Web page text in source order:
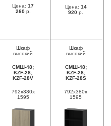
Цена: 17
260р.
Цена: 14
920 р.
Шкаф
высокий
СМШ-48;
KZF-28;
KZF-28V
792х380х
1595
Шкаф
высокий
СМШ-48;
KZF-28;
KZF-28S
792х380х
1595